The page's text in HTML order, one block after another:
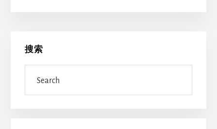
Primary
Sidebar
搜索